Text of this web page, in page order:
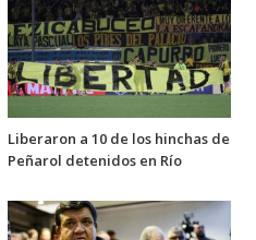
Liberaron a 10 de los hinchas de
Peñarol detenidos en Río